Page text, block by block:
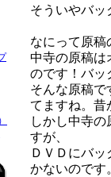
そういやバッ
なにって原稿
中寺の原稿は
のです！バ
そんな原稿で
てますね。昔
しかし中寺
すが、
ＤＶＤにバ
かないのです